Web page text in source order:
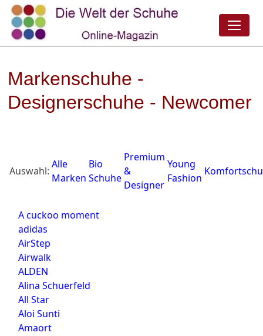
Markenschuhe -
Designerschuhe - Newcomer
Auswahl:
Alle
Marken
Bio
Schuhe
Premium
&
Designer
Young
Fashion
A cuckoo moment
adidas
AirStep
Airwalk
ALDEN
Alina Schuerfeld
All Star
Aloi Sunti
Amaort